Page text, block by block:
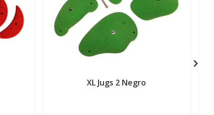
XL Jugs 2 Negro